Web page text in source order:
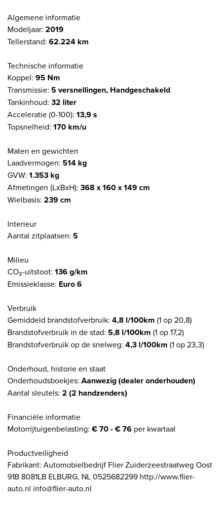
Algemene informatie
Modeljaar: 2019
Tellerstand: 62.224 km
Technische informatie
Koppel: 95 Nm
Transmissie: 5 versnellingen, Handgeschakeld
Tankinhoud: 32 liter
Acceleratie (0-100): 13,9 s
Topsnelheid: 170 km/u
Maten en gewichten
Laadvermogen: 514 kg
GVW: 1.353 kg
Afmetingen (LxBxH): 368 x 160 x 149 cm
Wielbasis: 239 cm
Interieur
Aantal zitplaatsen: 5
Milieu
CO₂-uitstoot: 136 g/km
Emissieklasse: Euro 6
Verbruik
Gemiddeld brandstofverbruik: 4,8 l/100km (1 op 20,8)
Brandstofverbruik in de stad: 5,8 l/100km (1 op 17,2)
Brandstofverbruik op de snelweg: 4,3 l/100km (1 op 23,3)
Onderhoud, historie en staat
Onderhoudsboekjes: Aanwezig (dealer onderhouden)
Aantal sleutels: 2 (2 handzenders)
Financiële informatie
Motorrijtuigenbelasting: € 70 - € 76 per kwartaal
Productveiligheid
Fabrikant: Automobielbedrijf Flier Zuiderzeestraatweg Oost
91B 8081LB ELBURG, NL 0525682299 http://www.flier-
auto.nl info@flier-auto.nl